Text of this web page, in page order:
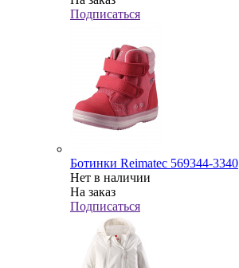
Подписаться
Ботинки Reimatec 569344-3340
Нет в наличии
На заказ
Подписаться